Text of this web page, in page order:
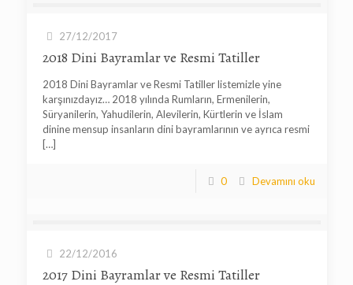
27/12/2017
2018 Dini Bayramlar ve Resmi Tatiller
2018 Dini Bayramlar ve Resmi Tatiller listemizle yine
karşınızdayız… 2018 yılında Rumların, Ermenilerin,
Süryanilerin, Yahudilerin, Alevilerin, Kürtlerin ve İslam
dinine mensup insanların dini bayramlarının ve ayrıca resmi
[…]
0 Devamını oku
22/12/2016
2017 Dini Bayramlar ve Resmi Tatiller